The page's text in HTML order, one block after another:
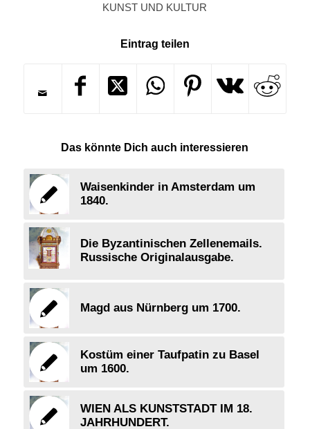
KUNST UND KULTUR
Eintrag teilen
Das könnte Dich auch interessieren
Waisenkinder in Amsterdam um
1840.
Die Byzantinischen Zellenemails.
Russische Originalausgabe.
Magd aus Nürnberg um 1700.
Kostüm einer Taufpatin zu Basel
um 1600.
WIEN ALS KUNSTSTADT IM 18.
JAHRHUNDERT.